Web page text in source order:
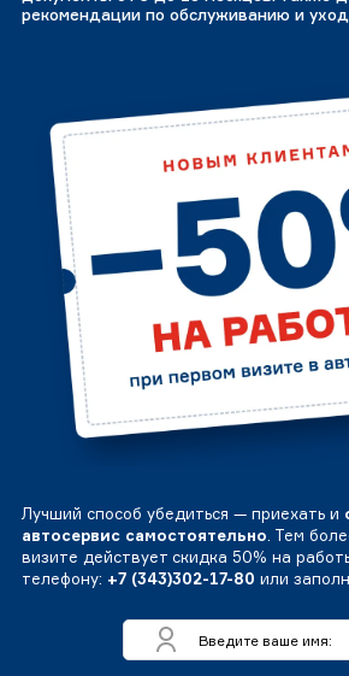
рекомендации по обслуживанию и
Лучший способ убедиться — приехать и
автосервис самостоятельно. Тем
визите действует скидка 50% на
телефону: +7 (343)302-17-80 или